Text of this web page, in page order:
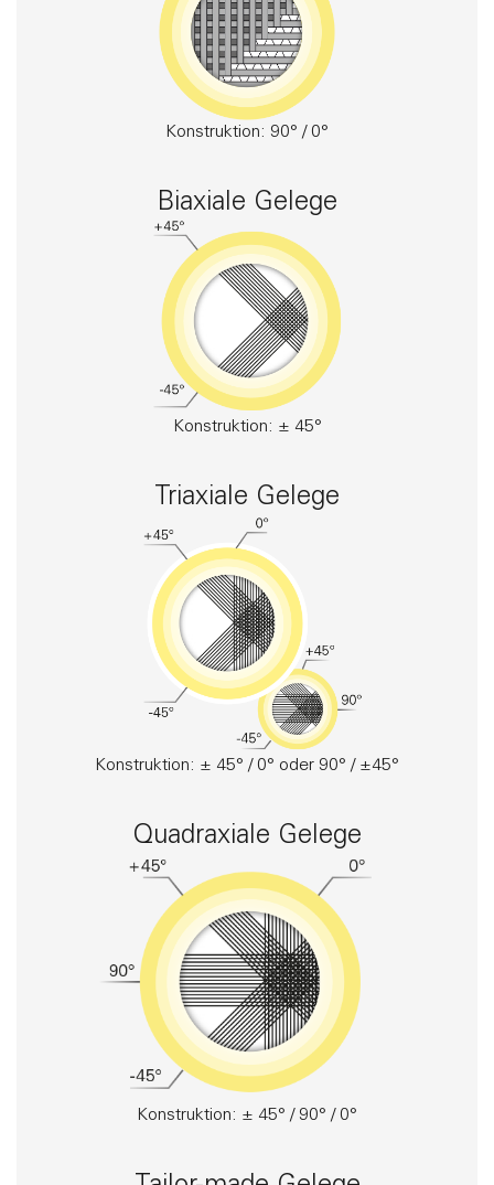
Konstruktion: 90° / 0°
Biaxiale Gelege
Konstruktion: ± 45°
Triaxiale Gelege
Konstruktion: ± 45° / 0° oder 90° / ±45°
Quadraxiale Gelege
Konstruktion: ± 45° / 90° / 0°